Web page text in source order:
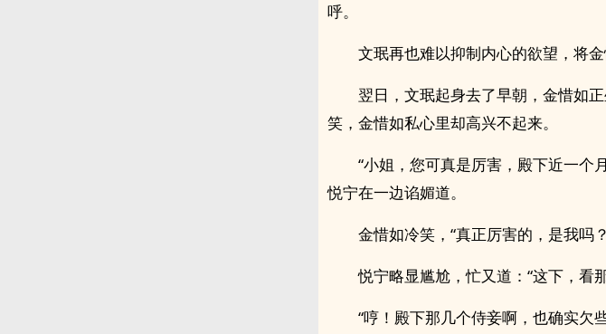
呼。
文珉再也难以抑制内心的欲望，将金
翌日，文珉起身去了早朝，金惜如
笑，金惜如私心里却高兴不起来。
“小姐，您可真是厉害，殿下近一个
悦宁在一边谄媚道。
金惜如冷笑，“真正厉害的，是我吗
悦宁略显尴尬，忙又道：“这下，看
“哼！殿下那几个侍妾啊，也确实欠